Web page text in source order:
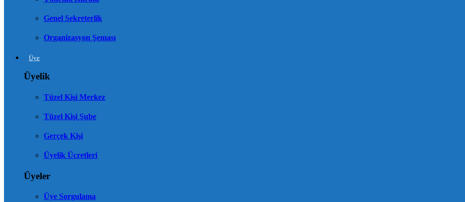
Genel Sekreterlik
Organizasyon Şeması
Üye
Üyelik
Tüzel Kişi Merkez
Tüzel Kişi Şube
Gerçek Kişi
Üyelik Ücretleri
Üyeler
Üye Sorgulama